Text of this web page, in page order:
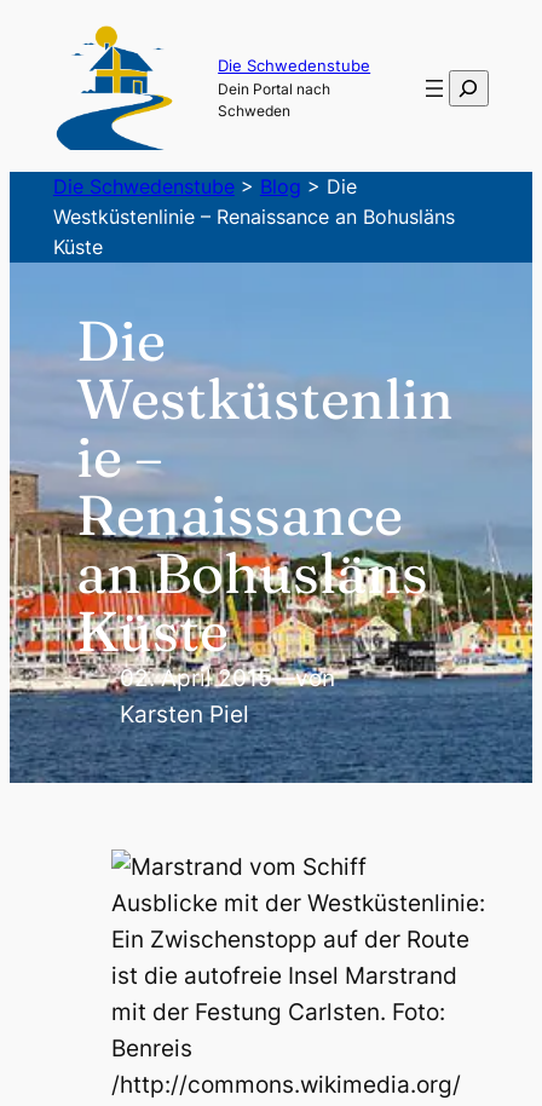
springen
Die Schwedenstube
Dein Portal nach
Schweden
Suchen
Die Schwedenstube> Blog > Die
Westküstenlinie – Renaissance an Bohusläns
Küste
Die
Westküstenlin
ie –
Renaissance
an Bohusläns
Küste
02. April 2015—von
Karsten Piel
Ausblicke mit der Westküstenlinie:
Ein Zwischenstopp auf der Route
ist die autofreie Insel Marstrand
mit der Festung Carlsten. Foto:
Benreis
/http://commons.wikimedia.org/